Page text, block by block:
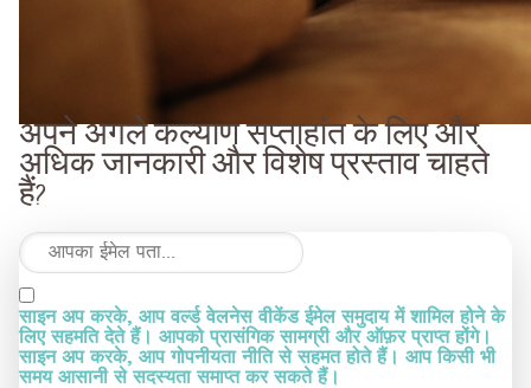
अपने अगले कल्याण सप्ताहांत के लिए और
अधिक जानकारी और विशेष प्रस्ताव चाहते
हैं?
साइन अप करके, आप वर्ल्ड वेलनेस वीकेंड ईमेल समुदाय में शामिल होने के
लिए सहमति देते हैं। आपको प्रासंगिक सामग्री और ऑफ़र प्राप्त होंगे।
साइन अप करके, आप गोपनीयता नीति से सहमत होते हैं। आप किसी भी
समय आसानी से सदस्यता समाप्त कर सकते हैं।